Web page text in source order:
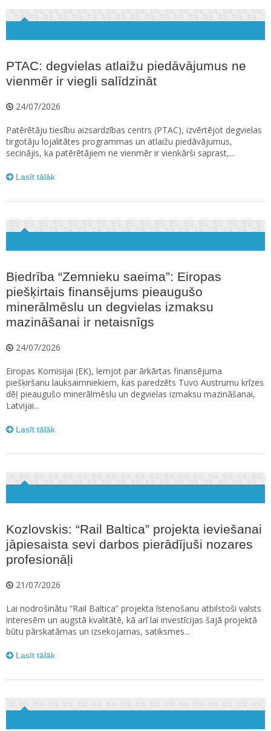
PTAC: degvielas atlaižu piedāvājumus ne
vienmēr ir viegli salīdzināt
24/07/2026
Patērētāju tiesību aizsardzības centrs (PTAC), izvērtējot degvielas
tirgotāju lojalitātes programmas un atlaižu piedāvājumus,
secinājis, ka patērētājiem ne vienmēr ir vienkārši saprast,...
Lasīt tālāk
Biedrība “Zemnieku saeima”: Eiropas
piešķirtais finansējums pieaugušo
minerālmēslu un degvielas izmaksu
mazināšanai ir netaisnīgs
24/07/2026
Eiropas Komisijai (EK), lemjot par ārkārtas finansējuma
piešķiršanu lauksaimniekiem, kas paredzēts Tuvo Austrumu krīzes
dēļ pieaugušo minerālmēslu un degvielas izmaksu mazināšanai,
Latvijai...
Lasīt tālāk
Kozlovskis: “Rail Baltica” projekta ieviešanai
jāpiesaista sevi darbos pierādījuši nozares
profesionāļi
21/07/2026
Lai nodrošinātu “Rail Baltica” projekta īstenošanu atbilstoši valsts
interesēm un augstā kvalitātē, kā arī lai investīcijas šajā projektā
būtu pārskatāmas un izsekojamas, satiksmes...
Lasīt tālāk